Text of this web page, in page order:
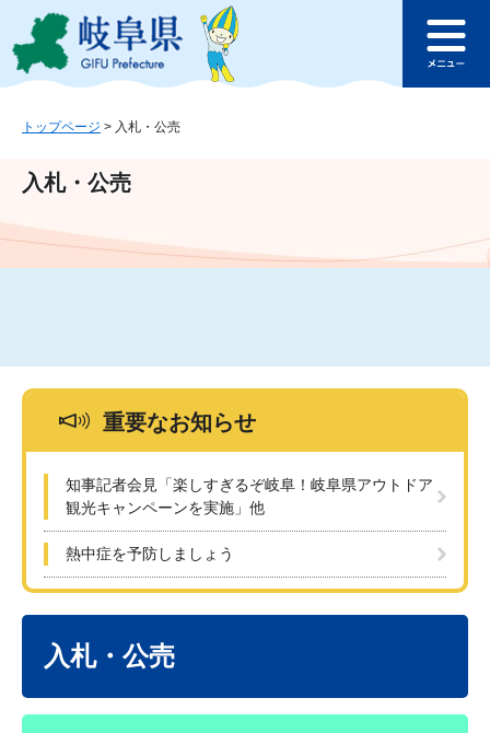
ジ
ュ
文
このページの本文へ
ュ
トップページ > 入札・公売
入札・公売
重要なお知らせ
知事記者会見「楽しすぎるぞ岐阜！岐阜県アウトドア
観光キャンペーンを実施」他
熱中症を予防しましょう
入札・公売